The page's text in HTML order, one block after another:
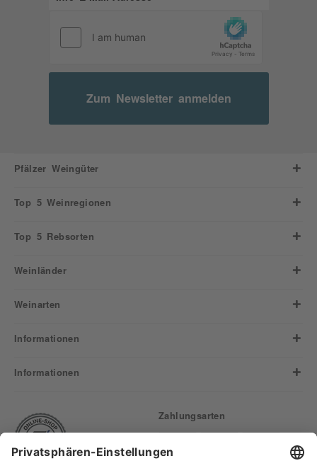
Zum Newsletter anmelden
Pfälzer Weingüter
Top 5 Weinregionen
Top 5 Rebsorten
Weinländer
Weinarten
Informationen
Informationen
Zahlungsarten